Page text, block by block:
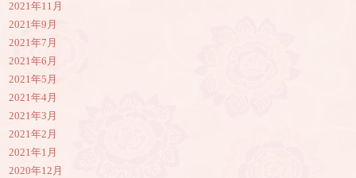
2021年11月
2021年9月
2021年7月
2021年6月
2021年5月
2021年4月
2021年3月
2021年2月
2021年1月
2020年12月